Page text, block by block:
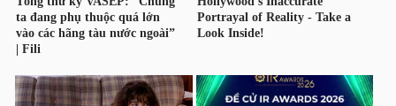
CÔNG
NGHỆ
THÔNG
TIN